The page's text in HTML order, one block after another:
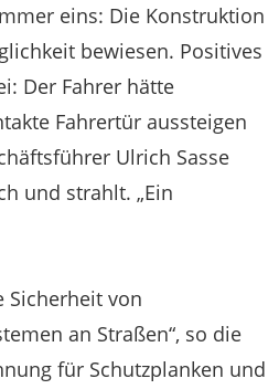
eins: Die Konstruktion
bewiesen. Positives
Der Fahrer hätte
Fahrertür aussteigen
Ulrich Sasse
und strahlt. „Ein
Sicherheit von
an Straßen“, so die
für Schutzplanken und